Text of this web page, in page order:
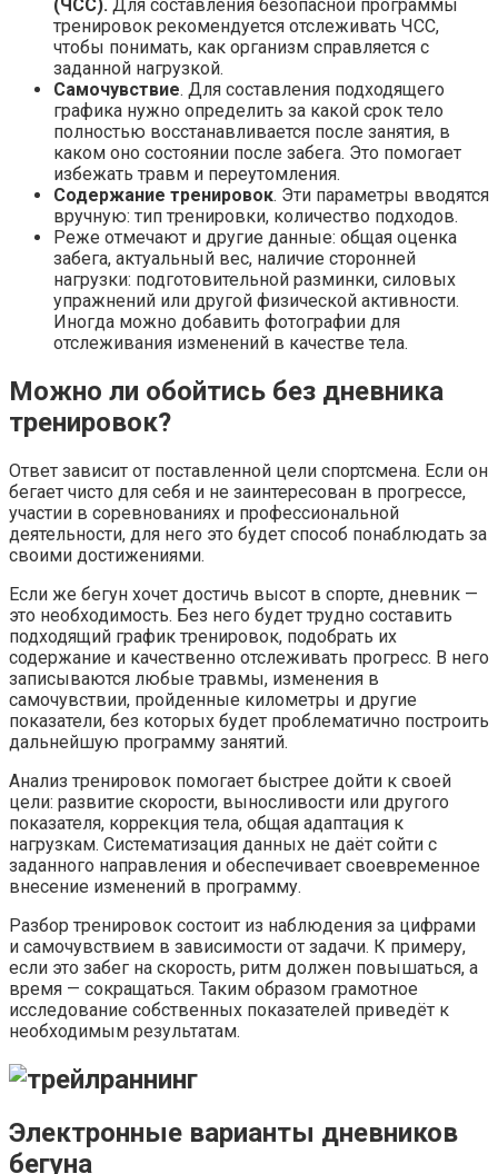
(ЧСС). Для составления безопасной программы
тренировок рекомендуется отслеживать ЧСС,
чтобы понимать, как организм справляется с
заданной нагрузкой.
Самочувствие. Для составления подходящего
графика нужно определить за какой срок тело
полностью восстанавливается после занятия, в
каком оно состоянии после забега. Это помогает
избежать травм и переутомления.
Содержание тренировок. Эти параметры вводятся
вручную: тип тренировки, количество подходов.
Реже отмечают и другие данные: общая оценка
забега, актуальный вес, наличие сторонней
нагрузки: подготовительной разминки, силовых
упражнений или другой физической активности.
Иногда можно добавить фотографии для
отслеживания изменений в качестве тела.
Можно ли обойтись без дневника
тренировок?
Ответ зависит от поставленной цели спортсмена. Если он
бегает чисто для себя и не заинтересован в прогрессе,
участии в соревнованиях и профессиональной
деятельности, для него это будет способ понаблюдать за
своими достижениями.
Если же бегун хочет достичь высот в спорте, дневник —
это необходимость. Без него будет трудно составить
подходящий график тренировок, подобрать их
содержание и качественно отслеживать прогресс. В него
записываются любые травмы, изменения в
самочувствии, пройденные километры и другие
показатели, без которых будет проблематично построить
дальнейшую программу занятий.
Анализ тренировок помогает быстрее дойти к своей
цели: развитие скорости, выносливости или другого
показателя, коррекция тела, общая адаптация к
нагрузкам. Систематизация данных не даёт сойти с
заданного направления и обеспечивает своевременное
внесение изменений в программу.
Разбор тренировок состоит из наблюдения за цифрами
и самочувствием в зависимости от задачи. К примеру,
если это забег на скорость, ритм должен повышаться, а
время — сокращаться. Таким образом грамотное
исследование собственных показателей приведёт к
необходимым результатам.
Электронные варианты дневников
бегуна